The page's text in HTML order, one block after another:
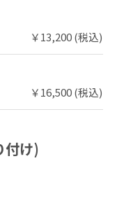
￥13,200 (税込)
￥16,500 (税込)
付け)